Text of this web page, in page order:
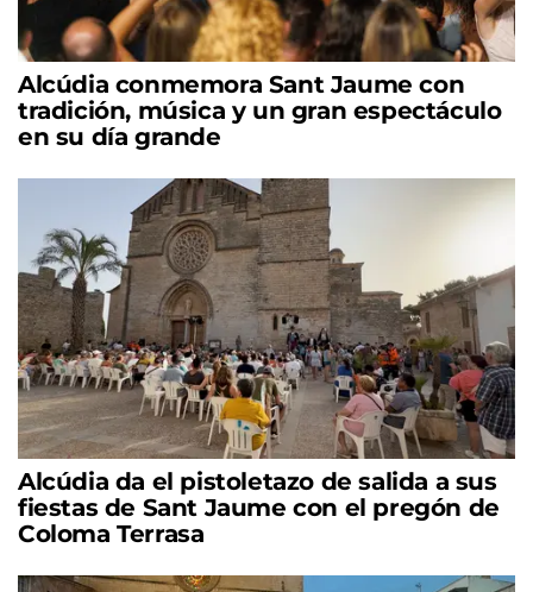
Alcúdia conmemora Sant Jaume con
tradición, música y un gran espectáculo
en su día grande
Alcúdia da el pistoletazo de salida a sus
fiestas de Sant Jaume con el pregón de
Coloma Terrasa